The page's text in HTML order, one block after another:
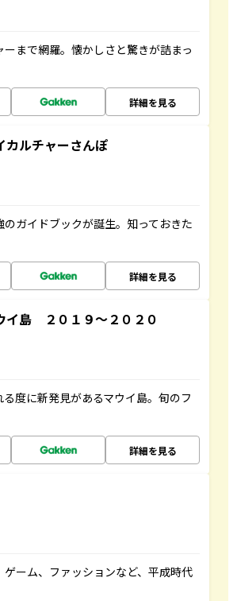
まで網羅。懐かしさと驚きが詰まっ
詳細を見る
ルチャーさんぽ
ガイドブックが誕生。知っておきた
詳細を見る
島 ２０１９～２０２０
度に新発見があるマウイ島。旬のフ
詳細を見る
ーム、ファッションなど、平成時代